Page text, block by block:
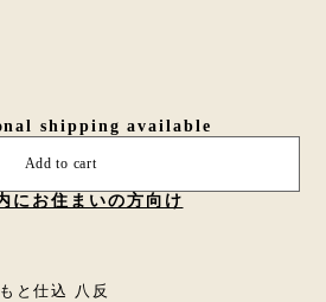
shipping available
Add to cart
にお住まいの方向け
と仕込 八反